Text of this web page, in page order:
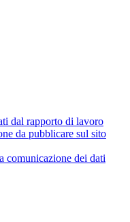
dal rapporto di lavoro
da pubblicare sul sito
comunicazione dei dati